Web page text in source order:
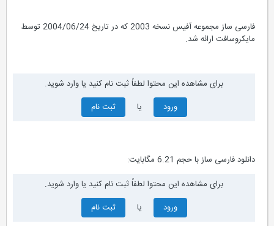
فارسی ساز مجموعه آفیس نسخه 2003 که در تاریخ 2004/06/24 توسط
مایکروسافت ارائه شد.
برای مشاهده این محتوا لطفاً ثبت نام کنید یا وارد شوید.
ورود
ثبت نام
دانلود فارسی ساز با حجم 6.21 مگابایت:
برای مشاهده این محتوا لطفاً ثبت نام کنید یا وارد شوید.
ورود
ثبت نام